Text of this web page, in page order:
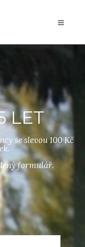
LET
se slevou 100 Kč
formulář.